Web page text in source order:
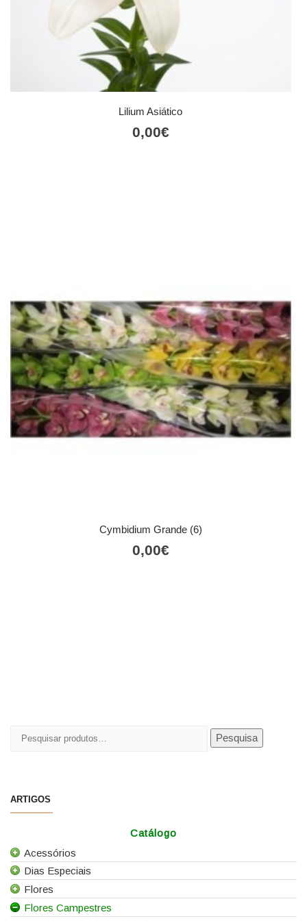
Lilium Asiático
0,00€
Cymbidium Grande (6)
0,00€
Pesquisar
Pesquisa
ARTIGOS
Catálogo
Acessórios
Todos os Acessórios
Alfinetes
Arames
Dias Especiais
25 de Abril
Casamentos
Flores
Todas as Flores
Flores Campestres